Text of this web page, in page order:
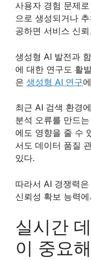
사용자 경험 문제
으로 생성되거나
공하면 서비스 신
생성형 AI 발전과
에 대한 연구도 활
은 생성형 AI 연구
최근 AI 검색 환경
분석 오류를 만드
에도 영향을 줄 수
서도 데이터 품질
있다.
따라서 AI 경쟁력
신뢰성 확보 능력
실시간
이 중요